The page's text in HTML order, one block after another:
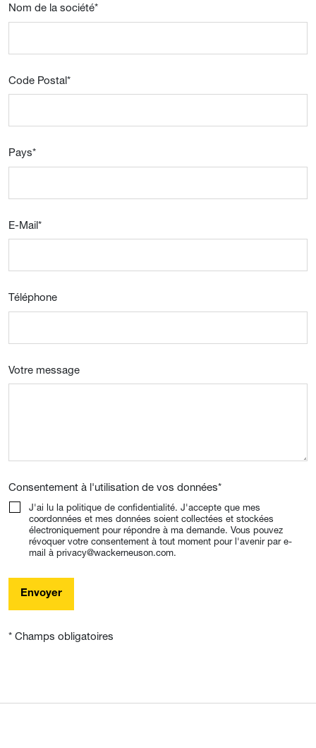
Nom de la société*
Code Postal*
Pays*
E-Mail*
Téléphone
Votre message
Consentement à l'utilisation de vos données*
J'ai lu la politique de confidentialité. J'accepte que mes
coordonnées et mes données soient collectées et stockées
électroniquement pour répondre à ma demande. Vous pouvez
révoquer votre consentement à tout moment pour l'avenir par e-
mail à privacy@wackerneuson.com.
Envoyer
* Champs obligatoires